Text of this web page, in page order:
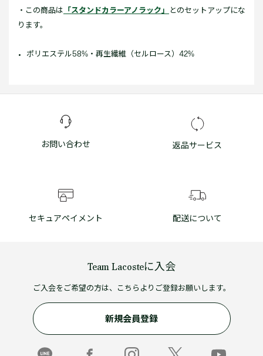
・この商品は 「スタンドカラーアノラック」 とのセットアップにな
ります。
ポリエステル58%・再生繊維（セルロース）42%
お問い合わせ 返品サービス
セキュアペイメント 配送について
Team Lacosteに入会
ご入会をご希望の方は、こちらよりご登録お願いします。
新規会員登録